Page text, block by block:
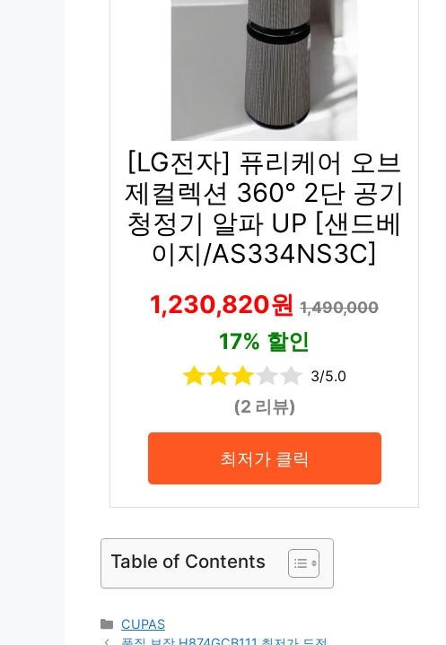
[LG전자] 퓨리케어 오브
제컬렉션 360° 2단 공기
청정기 알파 UP [샌드베
이지/AS334NS3C]
1,230,820원 1,490,000
17% 할인
3/5.0
(2 리뷰)
최저가 클릭
Table of Contents
Categories
CUPAS